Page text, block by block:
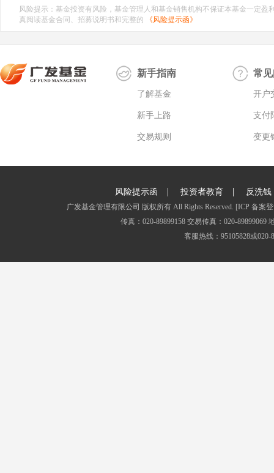
风险提示：基金投资有风险，基金管理人和基金销售机构不保证本基金一定
真阅读基金合同、招募说明书和完整的
《风险提示函》
新手指南
了解基金
新手上路
交易规则
常
开户
支付
变更
风险提示函 | 投资者教育 | 反洗钱
广发基金管理有限公司 版权所有 All Rights Reserved. [ICP 备案
传真：020-89899158 交易传真：020-
客服热线：95105828或020-